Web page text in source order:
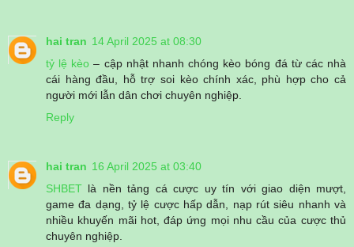
hai tran 14 April 2025 at 08:30
tỷ lệ kèo – cập nhật nhanh chóng kèo bóng đá từ các nhà
cái hàng đầu, hỗ trợ soi kèo chính xác, phù hợp cho cả
người mới lẫn dân chơi chuyên nghiệp.
Reply
hai tran 16 April 2025 at 03:40
SHBET là nền tảng cá cược uy tín với giao diện mượt,
game đa dạng, tỷ lệ cược hấp dẫn, nạp rút siêu nhanh và
nhiều khuyến mãi hot, đáp ứng mọi nhu cầu của cược thủ
chuyên nghiệp.